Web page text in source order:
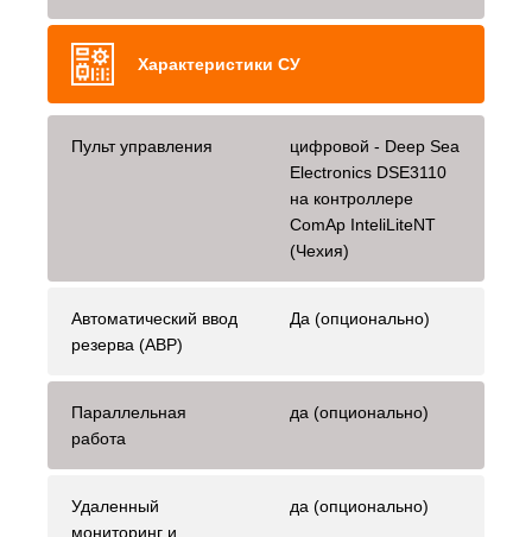
Характеристики СУ
Пульт управления
цифровой - Deep Sea
Electronics DSE3110
на контроллере
ComAp InteliLiteNT
(Чехия)
Автоматический ввод
резерва (АВР)
Да (опционально)
Параллельная
работа
да (опционально)
Удаленный
мониторинг и
да (опционально)